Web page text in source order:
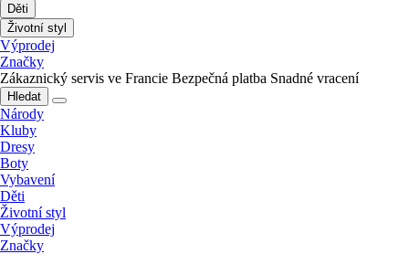
Děti
Životní styl
Výprodej
Značky
Zákaznický servis ve Francie Bezpečná platba Snadné vracení
Hledat
Národy
Kluby
Dresy
Boty
Vybavení
Děti
Životní styl
Výprodej
Značky